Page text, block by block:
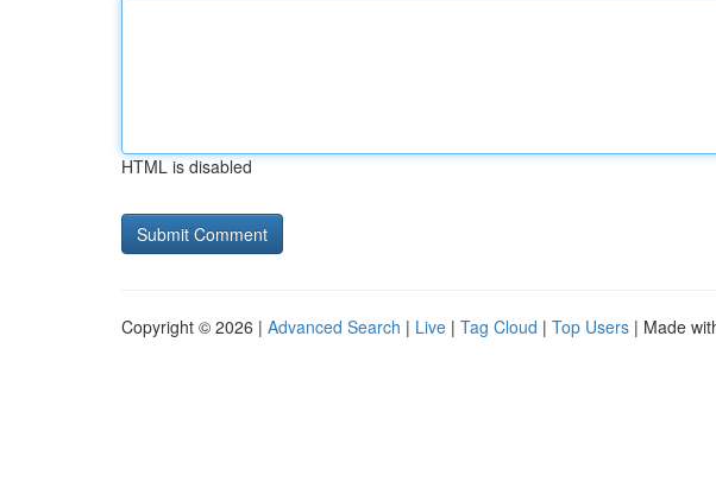
HTML is disabled
Copyright © 2026 | Advanced Search | Live | Tag Cloud | Top Users | Made